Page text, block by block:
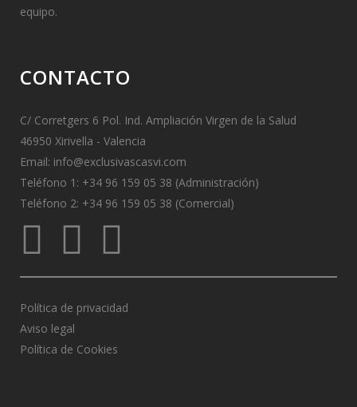
equipo.
CONTACTO
C/ Corretgers 6 Pol. Ind. Ampliación Virgen de la Salud
46950 Xirivella - Valencia
Email: info@exclusivascasvi.com
Teléfono 1: +34 96 159 05 38 (Administración)
Teléfono 2: +34 96 159 05 38 (Comercial)
Política de privacidad
Aviso legal
Política de Cookies